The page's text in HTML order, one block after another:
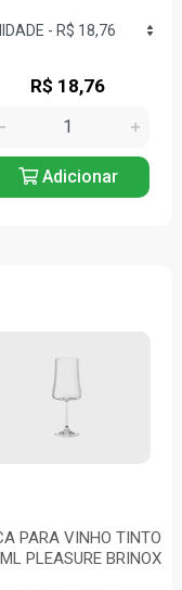
R$ 18,76
Adicionar
PARA VINHO TINTO
PLEASURE BRINOX